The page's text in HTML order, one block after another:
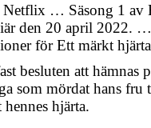
Netflix … Säsong 1 av
den 20 april 2022.
för Ett märkt
besluten att hämnas
som mördat hans fru
hjärta.